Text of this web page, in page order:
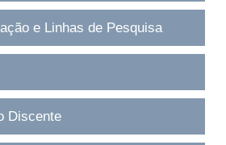
e Linhas de Pesquisa
Discente